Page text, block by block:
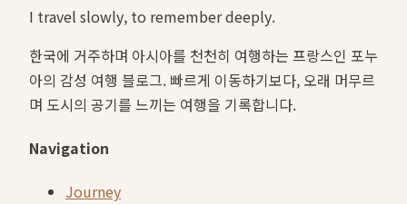
I travel slowly, to remember deeply.
한국에 거주하며 아시아를 천천히 여행하는 프랑스인 포누
아의 감성 여행 블로그. 빠르게 이동하기보다, 오래 머무르
며 도시의 공기를 느끼는 여행을 기록합니다.
Navigation
Journey